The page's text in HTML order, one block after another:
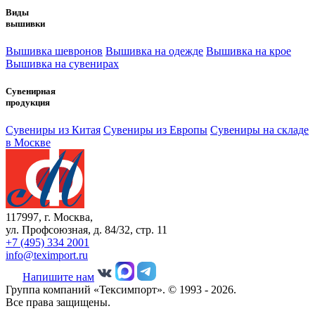
Виды
вышивки
Вышивка шевронов Вышивка на одежде Вышивка на крое
Вышивка на сувенирах
Сувенирная
продукция
Сувениры из Китая Сувениры из Европы Сувениры на складе
в Москве
117997, г. Москва,
ул. Профсоюзная, д. 84/32, стр. 11
+7 (495) 334 2001
info@teximport.ru
Напишите нам
Группа компаний «Тексимпорт». © 1993 - 2026.
Все права защищены.